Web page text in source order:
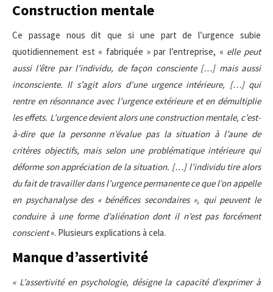
Construction mentale
Ce passage nous dit que si une part de l’urgence subie
quotidiennement est « fabriquée » par l’entreprise, « elle peut
aussi l’être par l’individu, de façon consciente […] mais aussi
inconsciente. Il s’agit alors d’une urgence intérieure, […] qui
rentre en résonnance avec l’urgence extérieure et en démultiplie
les effets. L’urgence devient alors une construction mentale, c’est-
à-dire que la personne n’évalue pas la situation à l’aune de
critères objectifs, mais selon une problématique intérieure qui
déforme son appréciation de la situation. […] l’individu tire alors
du fait de travailler dans l’urgence permanente ce que l’on appelle
en psychanalyse des « bénéfices secondaires », qui peuvent le
conduire à une forme d’aliénation dont il n’est pas forcément
conscient». Plusieurs explications à cela.
Manque d’assertivité
« L’assertivité en psychologie, désigne la capacité d’exprimer à